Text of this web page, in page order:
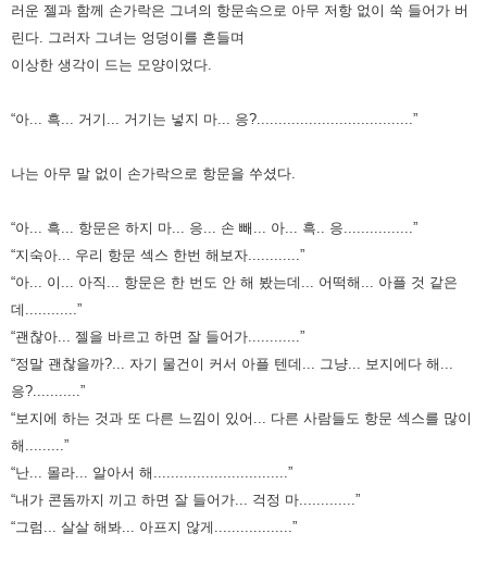
러운 젤과 함께 손가락은 그녀의 항문속으로 아무 저항 없이 쑥 들어가 버
린다.
그러자 그녀는 엉덩이를 흔들며
이상한 생각이 드는 모양이었다.
“아... 흑... 거기... 거기는 넣지 마... 응?....................................”
나는 아무 말 없이 손가락으로 항문을 쑤셨다.
“아... 흑... 항문은 하지 마... 응... 손 빼... 아... 흑.. 응................”
“지숙아... 우리 항문 섹스 한번 해보자............”
“아... 이... 아직... 항문은 한 번도 안 해 봤는데... 어떡해... 아플 것 같은
데............”
“괜찮아... 젤을 바르고 하면 잘 들어가............”
“정말 괜찮을까?... 자기 물건이 커서 아플 텐데... 그냥... 보지에다 해...
응?...........”
“보지에 하는 것과 또 다른 느낌이 있어... 다른 사람들도 항문 섹스를 많이
해.........”
“난... 몰라... 알아서 해...............................”
“내가 콘돔까지 끼고 하면 잘 들어가... 걱정 마.............”
“그럼... 살살 해봐... 아프지 않게..................”